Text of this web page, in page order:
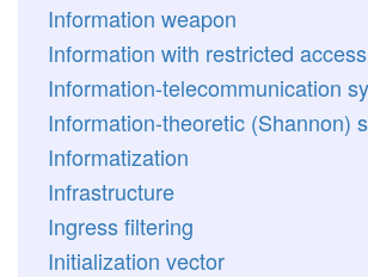
Information weapon
Information with restricted access
Information-telecommunication
Information-theoretic (Shannon)
Informatization
Infrastructure
Ingress filtering
Initialization vector